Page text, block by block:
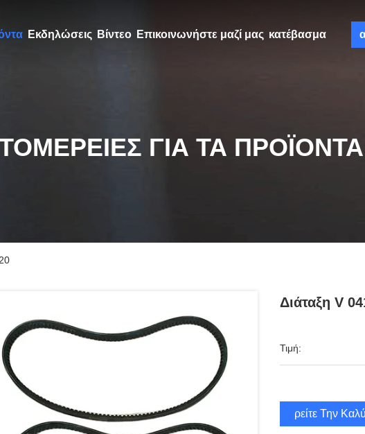
Εκδηλώσεις Βίντεο Επικοινωνήστε μαζί μας κατέβασμα
ΓΙΑ ΤΑ ΠΡΟΪΌΝΤΑ
Διάταξη V
Τιμή:
Βρείτε Την